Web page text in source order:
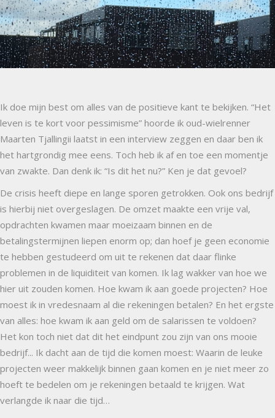
Ik doe mijn best om alles van de positieve kant te bekijken. “Het
leven is te kort voor pessimisme” hoorde ik oud-wielrenner
Maarten Tjallingii laatst in een interview zeggen en daar ben ik
het hartgrondig mee eens. Toch heb ik af en toe een momentje
van zwakte. Dan denk ik: “Is dit het nu?” Ken je dat gevoel?
De crisis heeft diepe en lange sporen getrokken. Ook ons bedrijf
is hierbij niet overgeslagen. De omzet maakte een vrije val,
opdrachten kwamen maar moeizaam binnen en de
betalingstermijnen liepen enorm op; dan hoef je geen economie
te hebben gestudeerd om uit te rekenen dat daar flinke
problemen in de liquiditeit van komen. Ik lag wakker van hoe we
hier uit zouden komen. Hoe kwam ik aan goede projecten? Hoe
moest ik in vredesnaam al die rekeningen betalen? En het ergste
van alles: hoe kwam ik aan geld om de salarissen te voldoen?
Het kon toch niet dat dit het eindpunt zou zijn van ons mooie
bedrijf... Ik dacht aan de tijd die komen moest: Waarin de leuke
projecten weer makkelijk binnen gaan komen en je niet meer zo
hoeft te bedelen om je rekeningen betaald te krijgen. Wat
verlangde ik naar die tijd…